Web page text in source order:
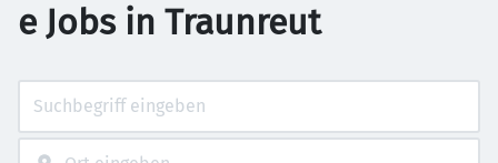
e Jobs in Traunreut